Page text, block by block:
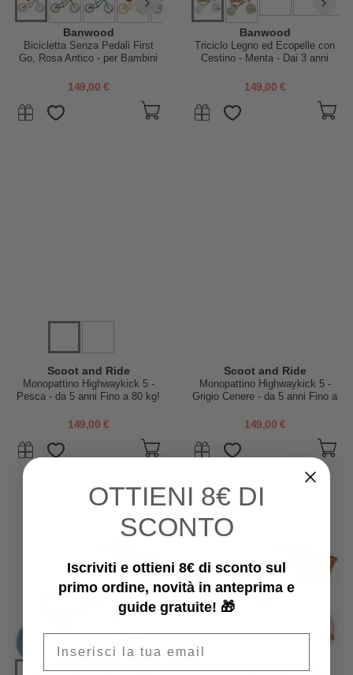
Banwood
Bicicletta Senza Pedali First
Go, Rosa Antico - per Bambini
149,00 €
Banwood
Triciclo Legno ed Ecopelle con
Cestino - Menta - Dai 3 anni
149,00 €
Scoot and Ride
Monopattino Highwaykick 5 -
Pesca - da 5 anni Fino a 80 kg!
149,00 €
Scoot and Ride
Monopattino Highwaykick 5 -
Grigio Cenere - da 5 anni Fino a
149,00 €
OTTIENI 8€ DI
SCONTO
Iscriviti e ottieni 8€ di sconto sul
primo ordine, novità in anteprima e
guide gratuite! 🎁